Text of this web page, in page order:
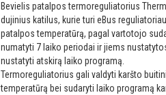
Bevielis patalpos termoreguliatorius
dujinius katilus, kurie turi eBus
patalpos temperatūrą, pagal vartotojo
numatyti 7 laiko periodai ir jiems
nustatyti atskirą laiko programą.
Termoreguliatorius gali valdyti karšto
temperatūrą bei sudaryti laiko programą